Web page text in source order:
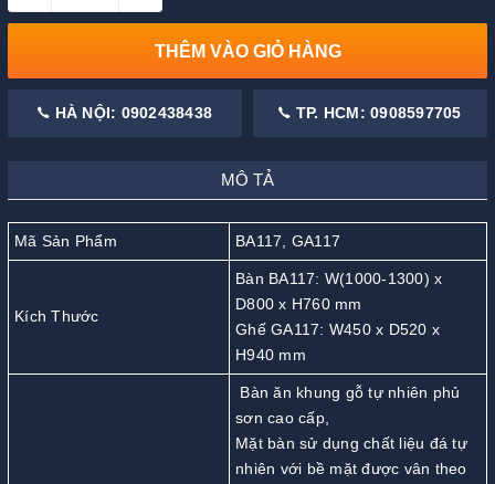
THÊM VÀO GIỎ HÀNG
HÀ NỘI: 0902438438 TP. HCM: 0908597705
MÔ TẢ
Mã Sản Phẩm BA117, GA117
Kích Thước
Bàn BA117: W(1000-1300) x
D800 x H760 mm
Ghế GA117: W450 x D520 x
H940 mm
Bàn ăn khung gỗ tự nhiên phủ
sơn cao cấp,
Mặt bàn sử dụng chất liệu đá tự
nhiên với bề mặt được vân theo